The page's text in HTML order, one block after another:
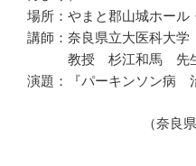
場所：やまと郡山城ホール
講師：奈良県立大医科大
教授 杉江和馬 先生（
演題：『パーキンソン病
（奈良